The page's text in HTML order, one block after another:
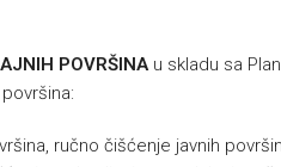
POVRŠINAu skladu sa
ručno čišćenje javnih